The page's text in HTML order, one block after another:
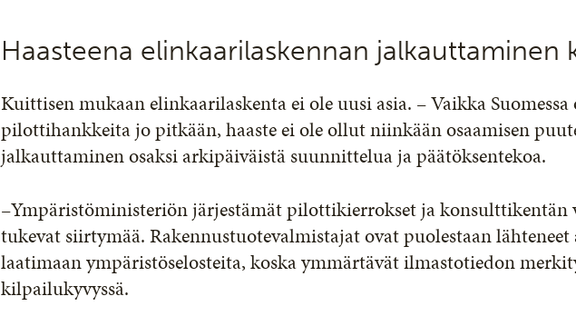
Haasteena elinkaarilaskennan jalkauttaminen
Kuittisen mukaan elinkaarilaskenta ei ole uusi asia. – Vaikka
pilottihankkeita jo pitkään, haaste ei ole ollut niinkään osaamisen
jalkauttaminen osaksi arkipäiväistä suunnittelua ja päätöksentekoa.
–Ympäristöministeriön järjestämät pilottikierrokset ja konsulttikentän
tukevat siirtymää. Rakennustuotevalmistajat ovat puolestaan
laatimaan ympäristöselosteita, koska ymmärtävät ilmastotiedon
kilpailukyvyssä.